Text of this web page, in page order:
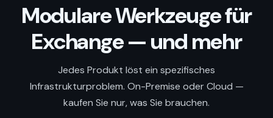
Modulare Werkzeuge für
Exchange — und mehr
Jedes Produkt löst ein spezifisches
Infrastrukturproblem. On-Premise oder Cloud —
kaufen Sie nur, was Sie brauchen.